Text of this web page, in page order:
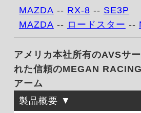
MAZDA -- RX-8 -- SE3P
MAZDA -- ロードスター --
アメリカ本社所有のAVSサ
れた信頼のMEGAN
アーム
製品概要